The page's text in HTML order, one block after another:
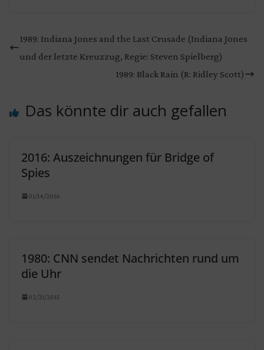
1989: Indiana Jones and the Last Crusade (Indiana Jones
und der letzte Kreuzzug, Regie: Steven Spielberg)
1989: Black Rain (R: Ridley Scott)
Das könnte dir auch gefallen
2016: Auszeichnungen für Bridge of
Spies
01/14/2016
1980: CNN sendet Nachrichten rund um
die Uhr
02/21/2015